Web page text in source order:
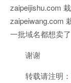
zaipeijishu.com
zaipeiwang.com
一批域名都想卖
谢谢
转载请注明：